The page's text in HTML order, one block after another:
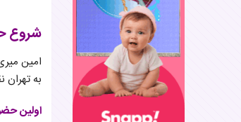
شروع
به
اولین